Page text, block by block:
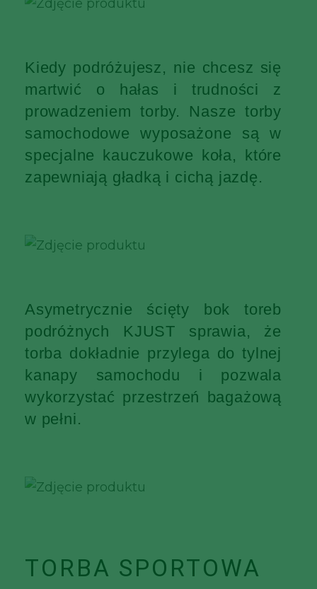
Kiedy podróżujesz, nie chcesz się
martwić o hałas i trudności z
prowadzeniem torby. Nasze torby
samochodowe wyposażone są w
specjalne kauczukowe koła, które
zapewniają gładką i cichą jazdę.
Asymetrycznie ścięty bok toreb
podróżnych KJUST sprawia, że
torba dokładnie przylega do tylnej
kanapy samochodu i pozwala
wykorzystać przestrzeń bagażową
w pełni.
TORBA SPORTOWA